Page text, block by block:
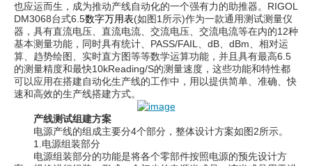
也应运而生，成为推动产线自动化的一个强有力的助推器。RIGOL
DM3068台式6.5数字万用表(如图1所示)作为一款通用测试测量仪
器，具有直流电压、直流电流、交流电压、交流电流等在内的12种
基本测量功能，同时具有统计、PASS/FAIL、dB、dBm、相对运
算、趋势绘图、实时直方图等等数学运算功能，并且具有最高6.5
的测量精度和最快10kReading/S的测量速度，这些功能和特性都
可以应用在搭建自动化生产线的工作中，用以提供简单、准确、快
速和高效的生产线搭建方式。
产线测试组建方案
电源产线的组成主要分4个部分，整体设计方案如图2所示。
1.电源组装部分
电源组装部分的功能是将各个零部件按照电源的预先设计方